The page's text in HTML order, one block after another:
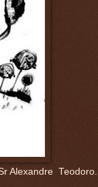
Alexandre Teodoro...